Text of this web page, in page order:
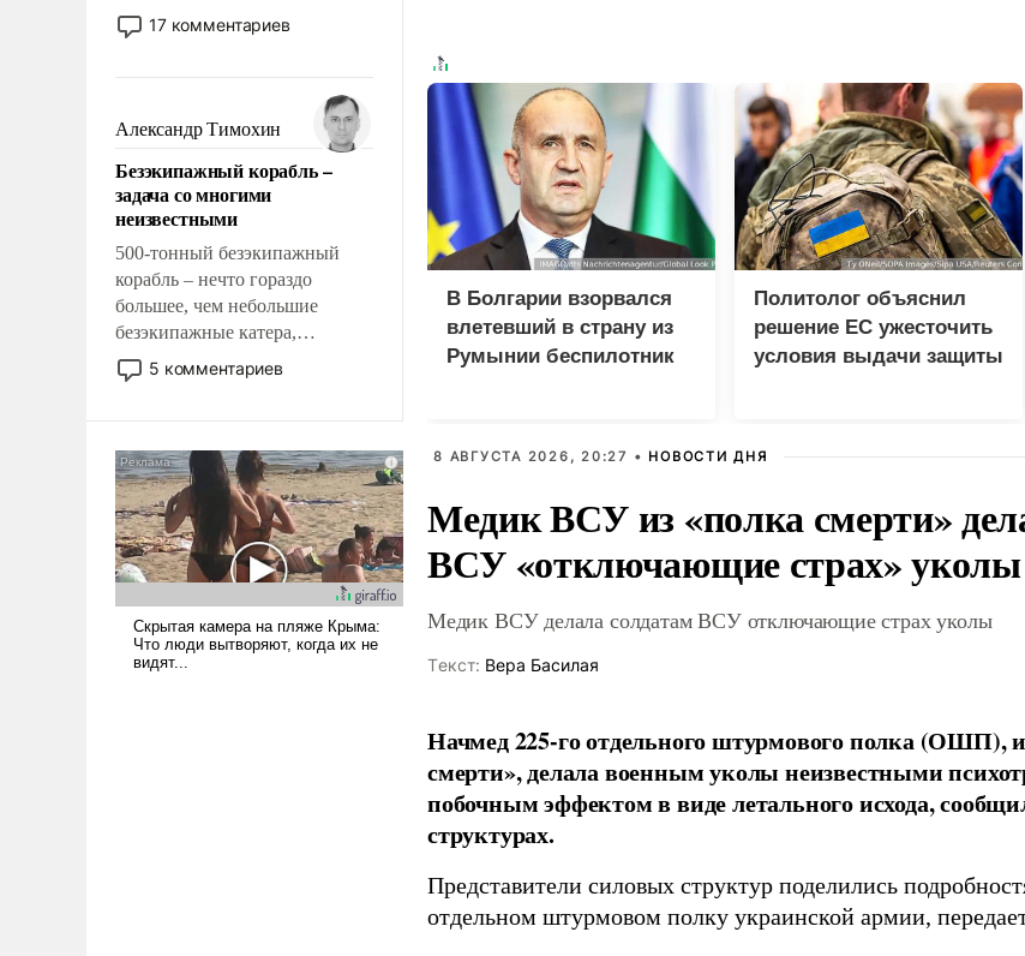
принадлежит, а кого из нее
исключили с правом
чем она отличается от просто
образованных людей. Иногда
казалось, что эти вопросы
решены раз и навсегда, но –
нет, не решены.
17 комментариев
Александр Тимохин
Безэкипажный корабль –
задача со многими
неизвестными
500-тонный безэкипажный
корабль – нечто гораздо
большее, чем небольшие
безэкипажные катера,
применение которых уже
стало обыденностью. Задача по
и ее реализация радикально
поднимет наши боевые
возможности.
5 комментариев
В Болгарии взорвался
влетевший в страну из
Румынии беспилотник
Политолог объяснил
решение ЕС ужесточить
условия выдачи защиты
8 АВГУСТА 2026, 20:27 • НОВОСТИ ДНЯ
Медик ВСУ из «полка смерти»
ВСУ «отключающие страх» уколы
Медик ВСУ делала солдатам ВСУ отключающие страх уколы
Tекст: Вера Басилая
Начмед 225-го отдельного штурмового полка (ОШП),
смерти», делала военным уколы неизвестными
побочным эффектом в виде летального исхода,
структурах.
Представители силовых структур поделились
отдельном штурмовом полку украинской армии,